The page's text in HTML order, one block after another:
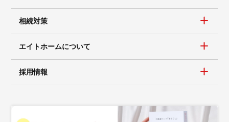
相続対策
エイトホームについて
採用情報